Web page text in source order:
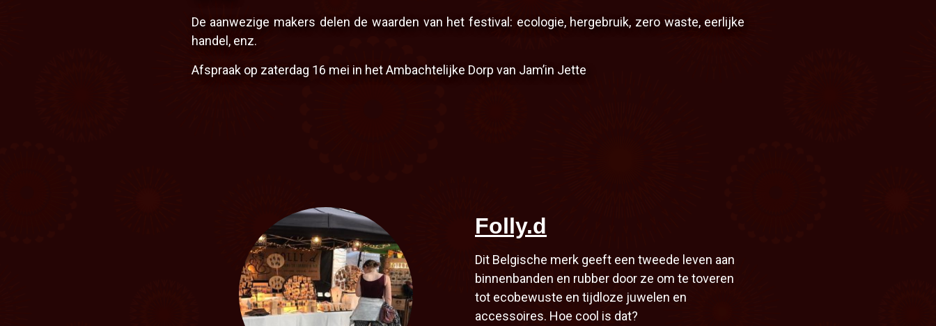
De aanwezige makers delen de waarden van het festival: ecologie, hergebruik, zero waste, eerlijke
handel, enz.
Afspraak op zaterdag 16 mei in het Ambachtelijke Dorp van Jam’in Jette
Folly.d
Dit Belgische merk geeft een tweede leven aan
binnenbanden en rubber door ze om te toveren
tot ecobewuste en tijdloze juwelen en
accessoires. Hoe cool is dat?